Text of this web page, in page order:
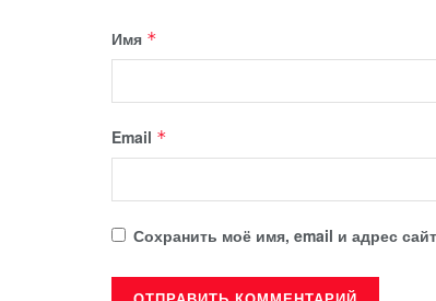
Имя *
Email *
Сохранить моё имя, email и адрес